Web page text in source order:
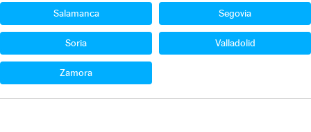
Salamanca Segovia
Soria Valladolid
Zamora